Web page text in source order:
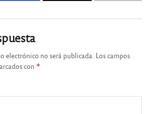
electrónico no será publicada. Los campos
con *